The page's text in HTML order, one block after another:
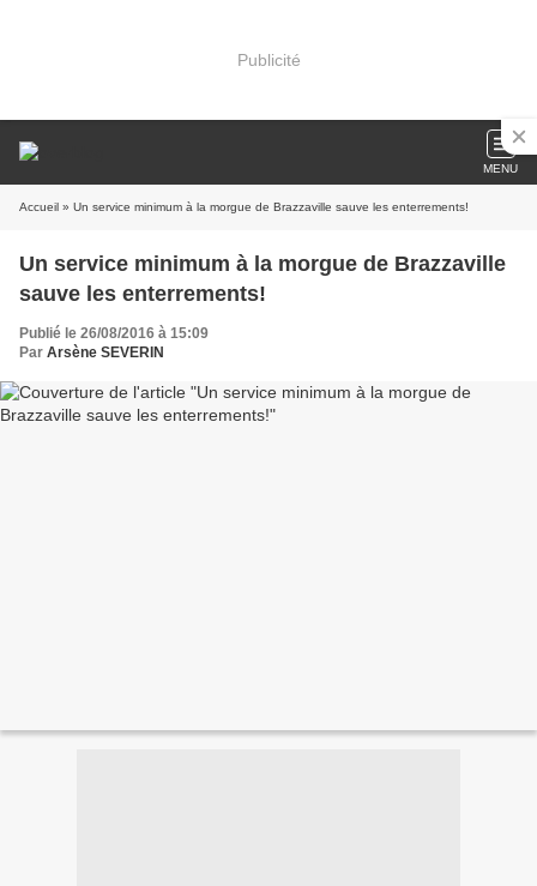
Publicité
MENU
Accueil » Un service minimum à la morgue de Brazzaville sauve les enterrements!
Un service minimum à la morgue de Brazzaville
sauve les enterrements!
Publié le 26/08/2016 à 15:09
Par Arsène SEVERIN